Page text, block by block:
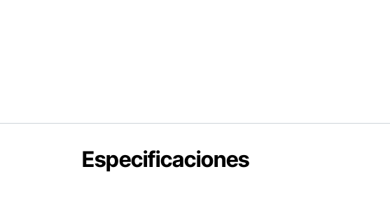
Especificaciones